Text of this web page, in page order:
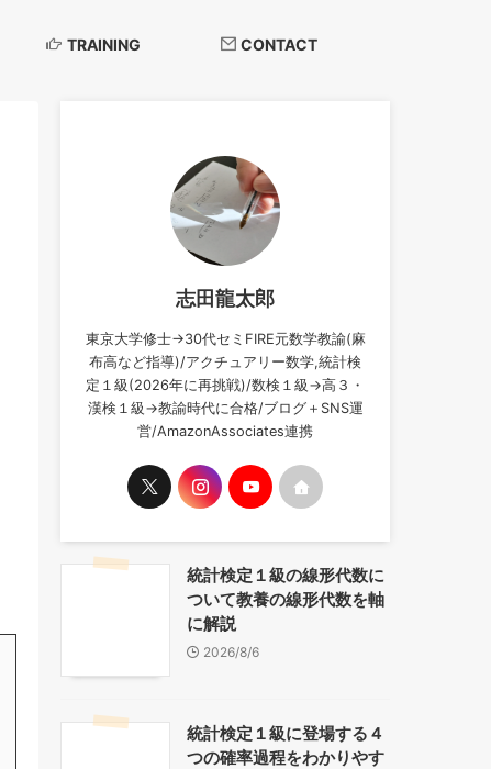
TRAINING CONTACT
志田龍太郎
東京大学修士→30代セミFIRE元数学教諭(麻
布高など指導)/アクチュアリー数学,統計検
定１級(2026年に再挑戦)/数検１級→高３・
漢検１級→教諭時代に合格/ブログ＋SNS運
営/AmazonAssociates連携
統計検定１級の線形代数に
ついて教養の線形代数を軸
に解説
2026/8/6
統計検定１級に登場する４
つの確率過程をわかりやす